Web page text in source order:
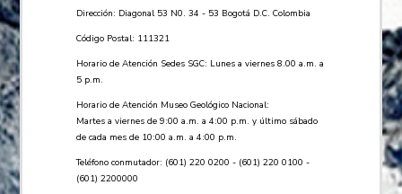
Dirección: Diagonal 53 N0. 34 - 53 Bogotá D.C. Colombia
Código Postal: 111321
Horario de Atención Sedes SGC: Lunes a viernes 8.00 a.m. a
5 p.m.
Horario de Atención Museo Geológico Nacional:
Martes a viernes de 9:00 a.m. a 4:00 p.m. y último sábado
de cada mes de 10:00 a.m. a 4:00 p.m.
Teléfono conmutador: (601) 220 0200 - (601) 220 0100 -
(601) 2200000